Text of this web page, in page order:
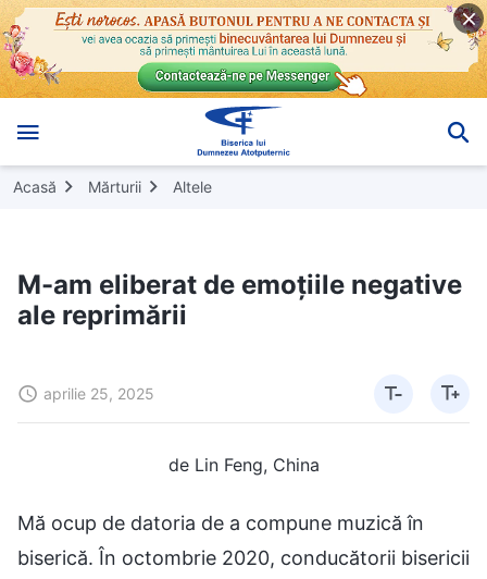
Acasă Mărturii Altele
M-am eliberat de emoțiile negative
ale reprimării
aprilie 25, 2025
de Lin Feng, China
Mă ocup de datoria de a compune muzică în
biserică. În octombrie 2020, conducătorii bisericii